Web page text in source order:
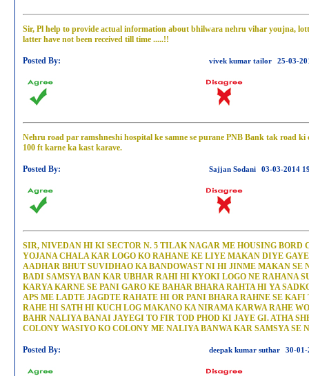
Sir, Pl help to provide actual information about bhilwara nehru vihar youjna,
latter have not been received till time .....!!
Posted By: vivek kumar tailor 25-03-
Nehru road par ramshneshi hospital ke samne se purane PNB Bank tak road
100 ft karne ka kast karave.
Posted By: Sajjan Sodani 03-03-2014
SIR, NIVEDAN HI KI SECTOR N. 5 TILAK NAGAR ME HOUSING BORD
YOJANA CHALA KAR LOGO KO RAHANE KE LIYE MAKAN DIYE
AADHAR BHUT SUVIDHAO KA BANDOWAST NI HI JINME MAKAN SE
BADI SAMSYA BAN KAR UBHAR RAHI HI KYOKI LOGO NE RAHANA
KARYA KARNE SE PANI GARO KE BAHAR BHARA RAHTA HI YA
APS ME LADTE JAGDTE RAHATE HI OR PANI BHARA RAHNE SE
RAHE HI SATH HI KUCH LOG MAKANO KA NIRAMA KARWA RAHE
BAHR NALIYA BANAI JAYEGI TO FIR TOD PHOD KI JAYE GI. ATHA
COLONY WASIYO KO COLONY ME NALIYA BANWA KAR SAMSYA SE
Posted By: deepak kumar suthar 30-